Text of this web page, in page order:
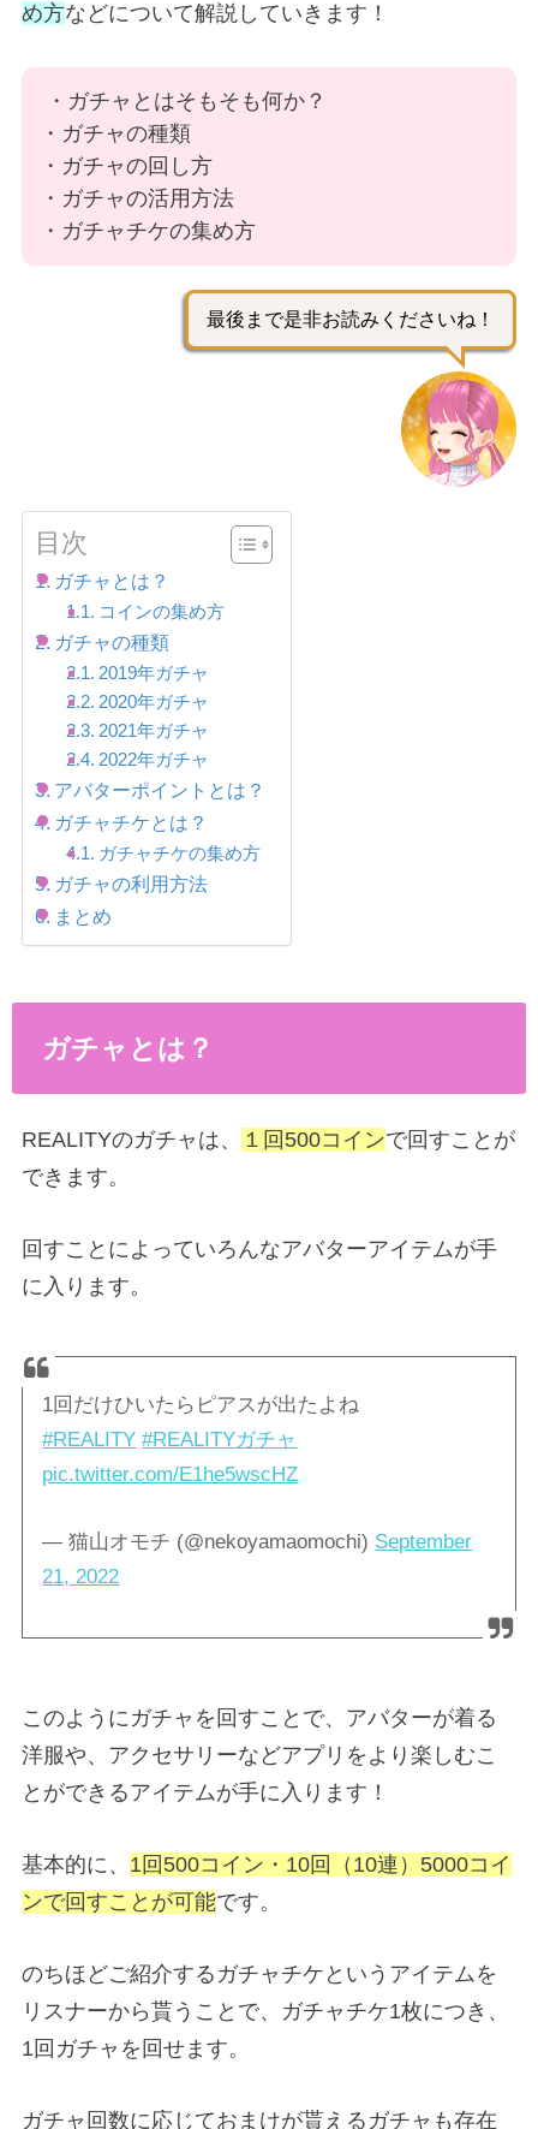
め方などについて解説していきます！
・ガチャとはそもそも何か？
・ガチャの種類
・ガチャの回し方
・ガチャの活用方法
・ガチャチケの集め方
最後まで是非お読みくださいね！
目次
ガチャとは？
コインの集め方
ガチャの種類
2019年ガチャ
2020年ガチャ
2021年ガチャ
2022年ガチャ
アバターポイントとは？
ガチャチケとは？
ガチャチケの集め方
ガチャの利用方法
まとめ
ガチャとは？
REALITYのガチャは、 １回500コインで回すことが
できます。
回すことによっていろんなアバターアイテムが手
に入ります。
1回だけひいたらピアスが出たよね
#REALITY #REALITYガチャ
pic.twitter.com/E1he5wscHZ
— 猫山オモチ (@nekoyamaomochi) September
21, 2022
このようにガチャを回すことで、アバターが着る
洋服や、アクセサリーなどアプリをより楽しむこ
とができるアイテムが手に入ります！
基本的に、 1回500コイン・10回（10連）5000コイ
ンで回すことが可能です。
のちほどご紹介するガチャチケというアイテムを
リスナーから貰うことで、ガチャチケ1枚につき、
1回ガチャを回せます。
ガチャ回数に応じておまけが貰えるガチャも存在